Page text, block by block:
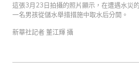
這張3月23日拍攝的照片顯示，在遭遇水災
一名男孩從儲水舉措措施中取水后分開。
新華社記者 董江輝 攝